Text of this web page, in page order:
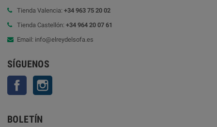
Tienda Valencia: +34 963 75 20 02
Tienda Castellón: +34 964 20 07 61
Email: info@elreydelsofa.es
SÍGUENOS
Facebook
BOLETÍN